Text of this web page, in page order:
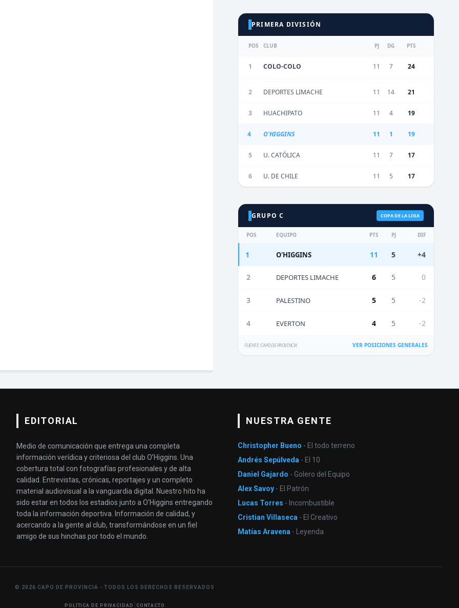
PRIMERA DIVISIÓN
POS CLUB PJ DG PTS
1 COLO-COLO 11 7 24
2 DEPORTES LIMACHE 11 14 21
3 HUACHIPATO 11 4 19
4 O'HIGGINS 11 1 19
5 U. CATÓLICA 11 7 17
6 U. DE CHILE 11 5 17
GRUPO C COPA DE LA LIGA
POS EQUIPO PTS PJ DIF
1 O'HIGGINS 11 5 +4
2 DEPORTES LIMACHE 6 5 0
3 PALESTINO 5 5 -2
4 EVERTON 4 5 -2
FUENTE: CAPO DE PROVINCIA VER POSICIONES GENERALES
EDITORIAL
Medio de comunicación que entrega una completa
información verídica y criteriosa del club O’Higgins. Una
cobertura total con fotografías profesionales y de alta
calidad. Entrevistas, crónicas, reportajes y un completo
material audiovisual a la vanguardia digital. Nuestro hito ha
sido estar en todos los estadios junto a O'Higgins entregando
toda la información deportiva. Información de calidad, y
acercando a la gente al club, transformándose en un fiel
amigo de sus hinchas por todo el mundo.
NUESTRA GENTE
Christopher Bueno - El todo terreno
Andrés Sepúlveda - El 10
Daniel Gajardo - Golero del Equipo
Alex Savoy - El Patrón
Lucas Torres - Incombustible
Cristian Villaseca - El Creativo
Matías Aravena - Leyenda
© 2026 CAPO DE PROVINCIA - TODOS LOS DERECHOS RESERVADOS
POLÍTICA DE PRIVACIDAD | CONTACTO